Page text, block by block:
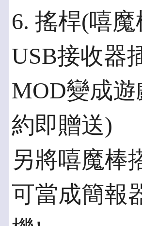
6. 搖桿(嘻
USB接收器
MOD變成
約即贈送)
另將嘻魔棒
可當成簡報